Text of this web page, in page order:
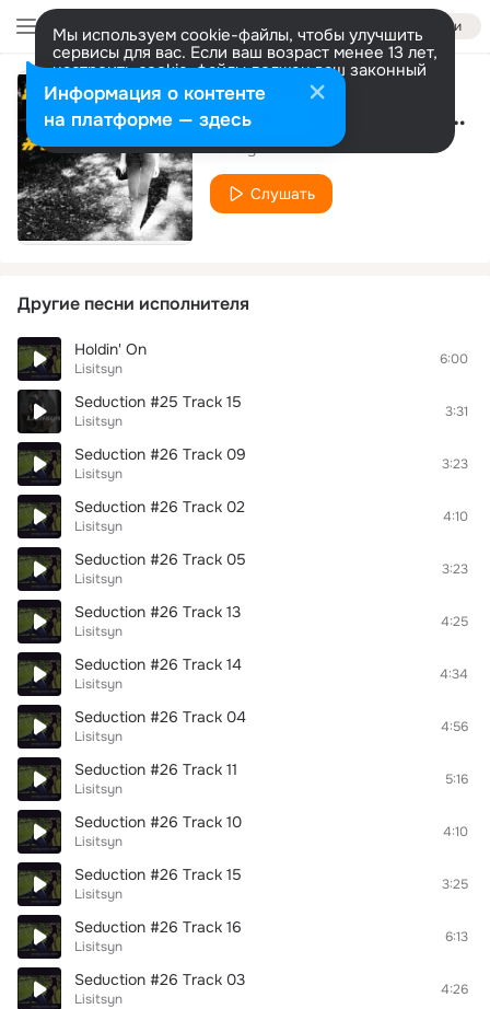
Войти
Мы используем cookie-файлы, чтобы улучшить
сервисы для вас. Если ваш возраст менее 13 лет,
настроить cookie-файлы должен ваш законный
представитель. Больше информации
Разрешить все Настроить Lost Yourself (feat. JT Mak)
Lisitsyn
Слушать
Другие песни исполнителя
Holdin' On
Lisitsyn
6:00
Seduction #25 Track 15
Lisitsyn
3:31
Seduction #26 Track 09
Lisitsyn
3:23
Seduction #26 Track 02
Lisitsyn
4:10
Seduction #26 Track 05
Lisitsyn
3:23
Seduction #26 Track 13
Lisitsyn
4:25
Seduction #26 Track 14
Lisitsyn
4:34
Seduction #26 Track 04
Lisitsyn
4:56
Seduction #26 Track 11
Lisitsyn
5:16
Seduction #26 Track 10
Lisitsyn
4:10
Seduction #26 Track 15
Lisitsyn
3:25
Seduction #26 Track 16
Lisitsyn
6:13
Seduction #26 Track 03
Lisitsyn
4:26
Информация о контенте
на платформе — здесь